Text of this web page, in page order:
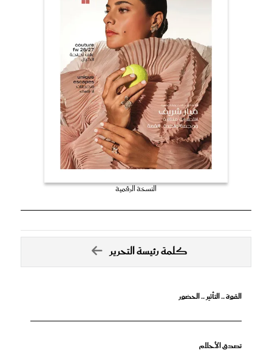
النسخة الرقمية
كلمة رئيسة التحرير
القوة .. التأثير .. الحضور
تصدق الأحلام